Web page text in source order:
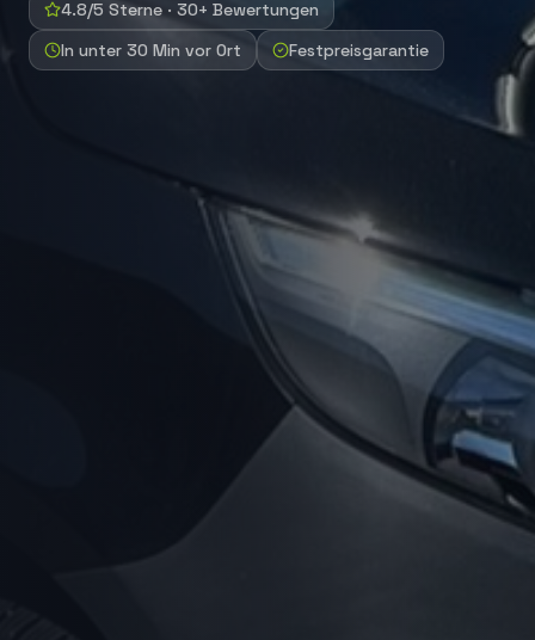
4.8/5 Sterne · 30+ Bewertungen
In unter 30 Min vor Ort
Festpreisgarantie